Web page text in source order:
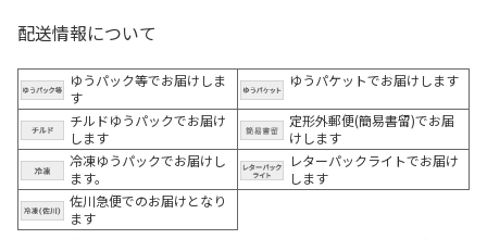
配送情報について
ゆうパック等でお届けしま
す
ゆうパケットでお届けします
チルドゆうパックでお届け
します
定形外郵便(簡易書留)でお届
けします
冷凍ゆうパックでお届けし
ます。
レターパックライトでお届け
します
佐川急便でのお届けとなり
ます